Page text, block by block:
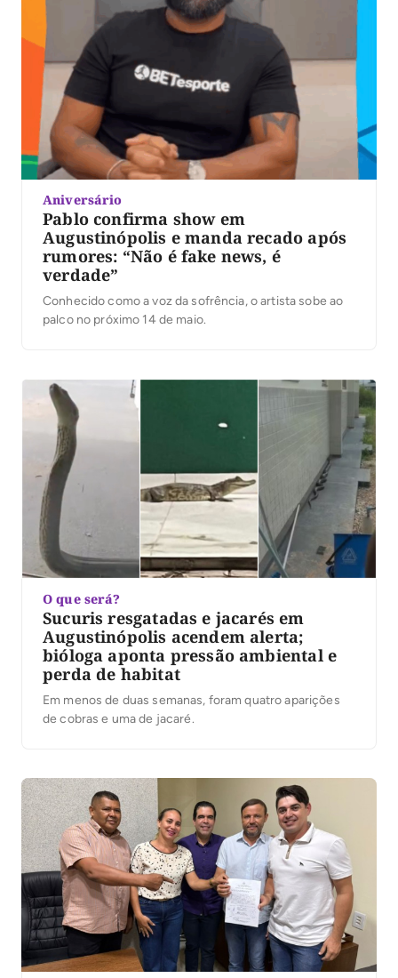
Aniversário
Pablo confirma show em
Augustinópolis e manda recado após
rumores: “Não é fake news, é
verdade”
Conhecido como a voz da sofrência, o artista sobe ao
palco no próximo 14 de maio.
O que será?
Sucuris resgatadas e jacarés em
Augustinópolis acendem alerta;
bióloga aponta pressão ambiental e
perda de habitat
Em menos de duas semanas, foram quatro aparições
de cobras e uma de jacaré.